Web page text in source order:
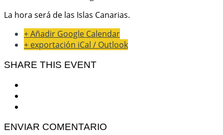
La hora será de las Islas Canarias.
+ Añadir Google Calendar
+ exportación iCal / Outlook
SHARE THIS EVENT
ENVIAR COMENTARIO